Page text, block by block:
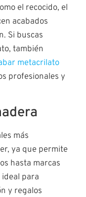
el recocido, el
acabados
Si buscas
también
metacrilato
profesionales y
más
ya que permite
hasta marcas
para
y regalos